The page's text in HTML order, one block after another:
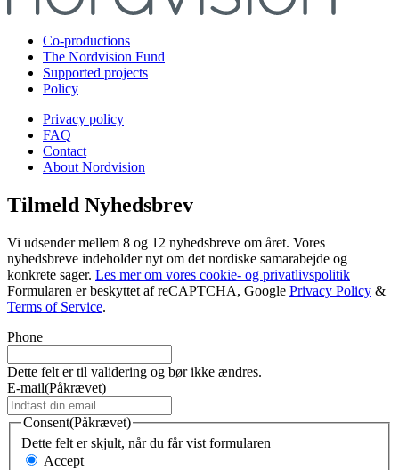
Co-productions
The Nordvision Fund
Supported projects
Policy
Privacy policy
FAQ
Contact
About Nordvision
Tilmeld Nyhedsbrev
Vi udsender mellem 8 og 12 nyhedsbreve om året. Vores
nyhedsbreve indeholder nyt om det nordiske samarabejde og
konkrete sager. Les mer om vores cookie- og privatlivspolitik
Formularen er beskyttet af reCAPTCHA, Google Privacy Policy &
Terms of Service.
Phone
Dette felt er til validering og bør ikke ændres.
E-mail(Påkrævet)
Dette felt er skjult, når du får vist formularen
Consent(Påkrævet)
Accept